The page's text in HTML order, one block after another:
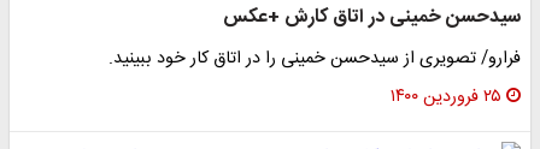
سیدحسن خمینی در اتاق کارش +عکس
فرارو/ تصویری از سیدحسن خمینی را در اتاق کار خود ببینید.
۲۵ فروردین ۱۴۰۰